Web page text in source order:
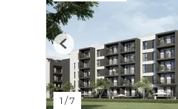
1 /7
Previous